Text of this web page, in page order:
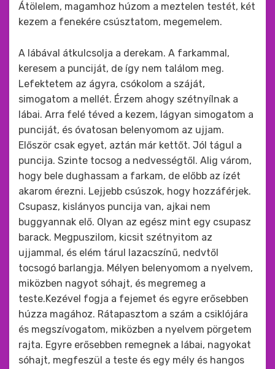
Átölelem, magamhoz húzom a meztelen testét, két
kezem a fenekére csúsztatom, megemelem.
A lábával átkulcsolja a derekam. A farkammal,
keresem a punciját, de így nem találom meg.
Lefektetem az ágyra, csókolom a száját,
simogatom a mellét. Érzem ahogy szétnyílnak a
lábai. Arra felé téved a kezem, lágyan simogatom a
punciját, és óvatosan belenyomom az ujjam.
Először csak egyet, aztán már kettőt. Jól tágul a
puncija. Szinte tocsog a nedvességtől. Alig várom,
hogy bele dughassam a farkam, de előbb az ízét
akarom érezni. Lejjebb csúszok, hogy hozzáférjek.
Csupasz, kislányos puncija van, ajkai nem
buggyannak elő. Olyan az egész mint egy csupasz
barack. Megpuszilom, kicsit szétnyitom az
ujjammal, és elém tárul lazacszínű, nedvtől
tocsogó barlangja. Mélyen belenyomom a nyelvem,
miközben nagyot sóhajt, és megremeg a
teste.Kezével fogja a fejemet és egyre erősebben
húzza magához. Rátapasztom a szám a csiklójára
és megszívogatom, miközben a nyelvem pörgetem
rajta. Egyre erősebben remegnek a lábai, nagyokat
sóhajt, megfeszül a teste és egy mély és hangos